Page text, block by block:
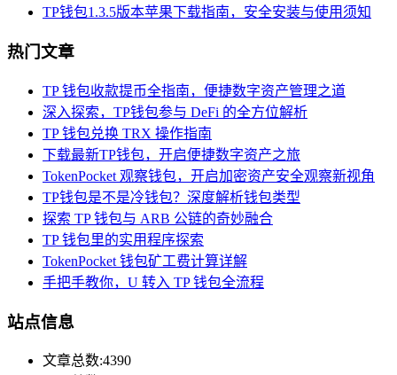
TP钱包1.3.5版本苹果下载指南，安全安装与使用须知
热门文章
TP 钱包收款提币全指南，便捷数字资产管理之道
深入探索，TP钱包参与 DeFi 的全方位解析
TP 钱包兑换 TRX 操作指南
下载最新TP钱包，开启便捷数字资产之旅
TokenPocket 观察钱包，开启加密资产安全观察新视角
TP钱包是不是冷钱包？深度解析钱包类型
探索 TP 钱包与 ARB 公链的奇妙融合
TP 钱包里的实用程序探索
TokenPocket 钱包矿工费计算详解
手把手教你，U 转入 TP 钱包全流程
站点信息
文章总数:4390